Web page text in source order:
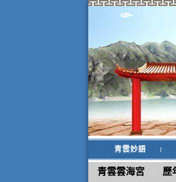
青雲妙語
青雲雲海宮 歷